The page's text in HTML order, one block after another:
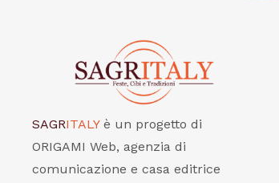
SAGRITALY è un progetto di
ORIGAMI Web, agenzia di
comunicazione e casa editrice